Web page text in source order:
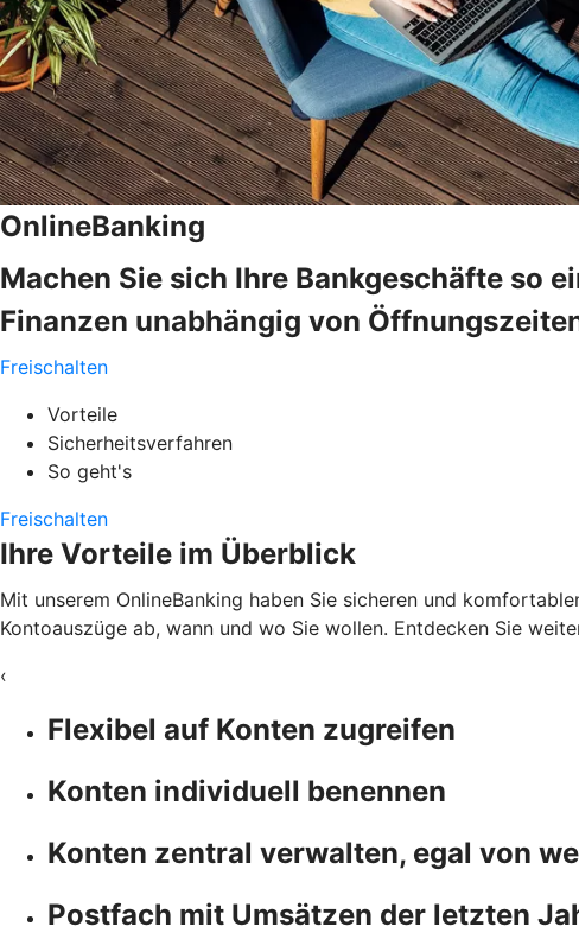
OnlineBanking
Machen Sie sich Ihre Bankgeschäfte so
Finanzen unabhängig von
Freischalten
Vorteile
Sicherheitsverfahren
So geht's
Freischalten
Ihre Vorteile im Überblick
Mit unserem OnlineBanking haben Sie sicheren und
Kontoauszüge ab, wann und wo Sie wollen. Entdecken Sie
‹
Flexibel auf Konten zugreifen
Konten individuell benennen
Konten zentral verwalten, egal von
Postfach mit Umsätzen der letzten